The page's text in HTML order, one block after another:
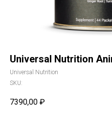
Universal Nutrition
Universal Nutrition
SKU:
7390,00 ₽